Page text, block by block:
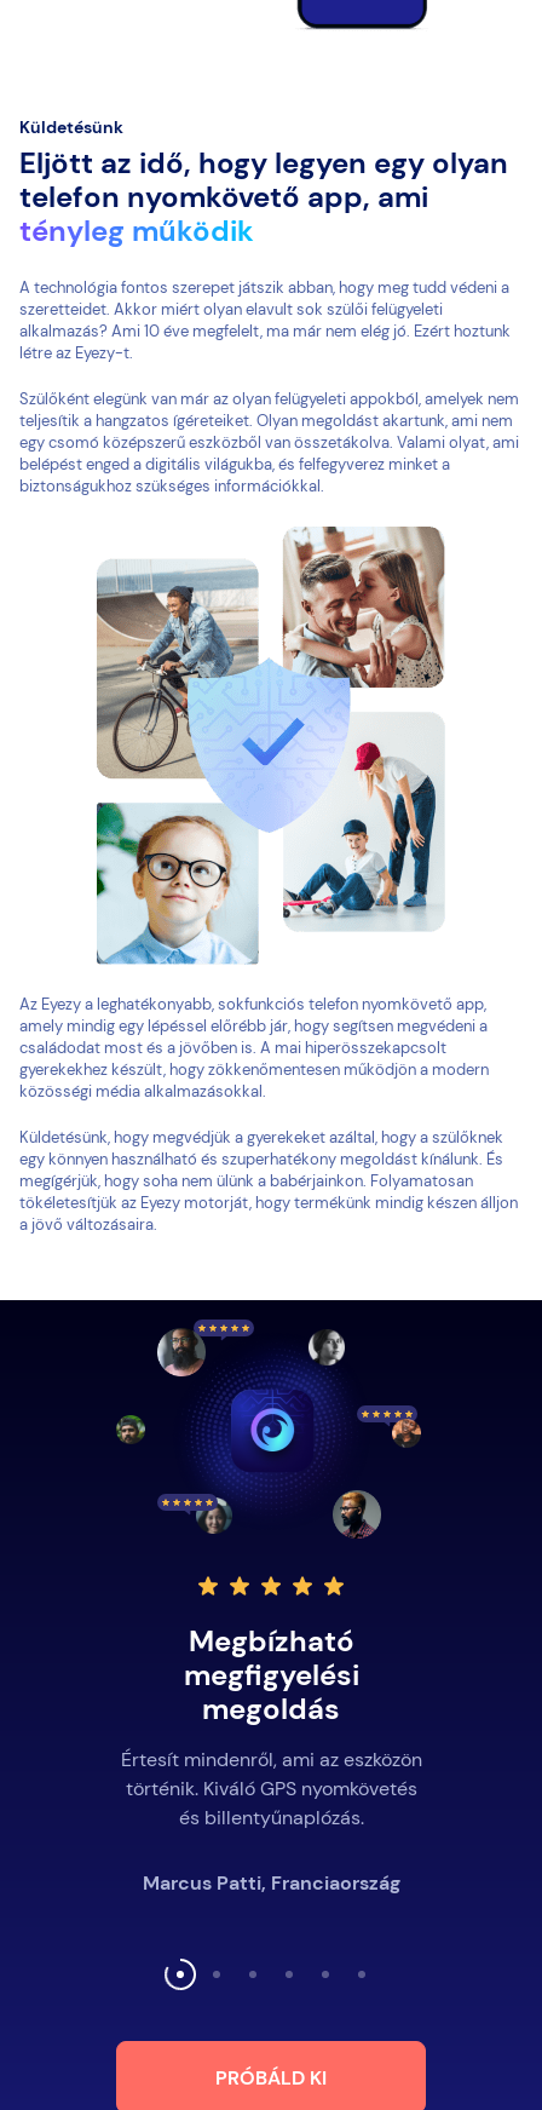
Küldetésünk
Eljött az idő, hogy legyen egy olyan
telefon nyomkövető app, ami
tényleg működik
A technológia fontos szerepet játszik abban, hogy meg tudd védeni a
szeretteidet. Akkor miért olyan elavult sok szülői felügyeleti
alkalmazás? Ami 10 éve megfelelt, ma már nem elég jó. Ezért hoztunk
létre az Eyezy-t.
Szülőként elegünk van már az olyan felügyeleti appokból, amelyek nem
teljesítik a hangzatos ígéreteiket. Olyan megoldást akartunk, ami nem
egy csomó középszerű eszközből van összetákolva. Valami olyat, ami
belépést enged a digitális világukba, és felfegyverez minket a
biztonságukhoz szükséges információkkal.
Az Eyezy a leghatékonyabb, sokfunkciós telefon nyomkövető app,
amely mindig egy lépéssel előrébb jár, hogy segítsen megvédeni a
családodat most és a jövőben is. A mai hiperösszekapcsolt
gyerekekhez készült, hogy zökkenőmentesen működjön a modern
közösségi média alkalmazásokkal.
Küldetésünk, hogy megvédjük a gyerekeket azáltal, hogy a szülőknek
egy könnyen használható és szuperhatékony megoldást kínálunk. És
megígérjük, hogy soha nem ülünk a babérjainkon. Folyamatosan
tökéletesítjük az Eyezy motorját, hogy termékünk mindig készen álljon
a jövő változásaira.
Megbízható
megfigyelési
megoldás
Értesít mindenről, ami az eszközön
történik. Kiváló GPS nyomkövetés
és billentyűnaplózás.
Marcus Patti, Franciaország
PRÓBÁLD KI